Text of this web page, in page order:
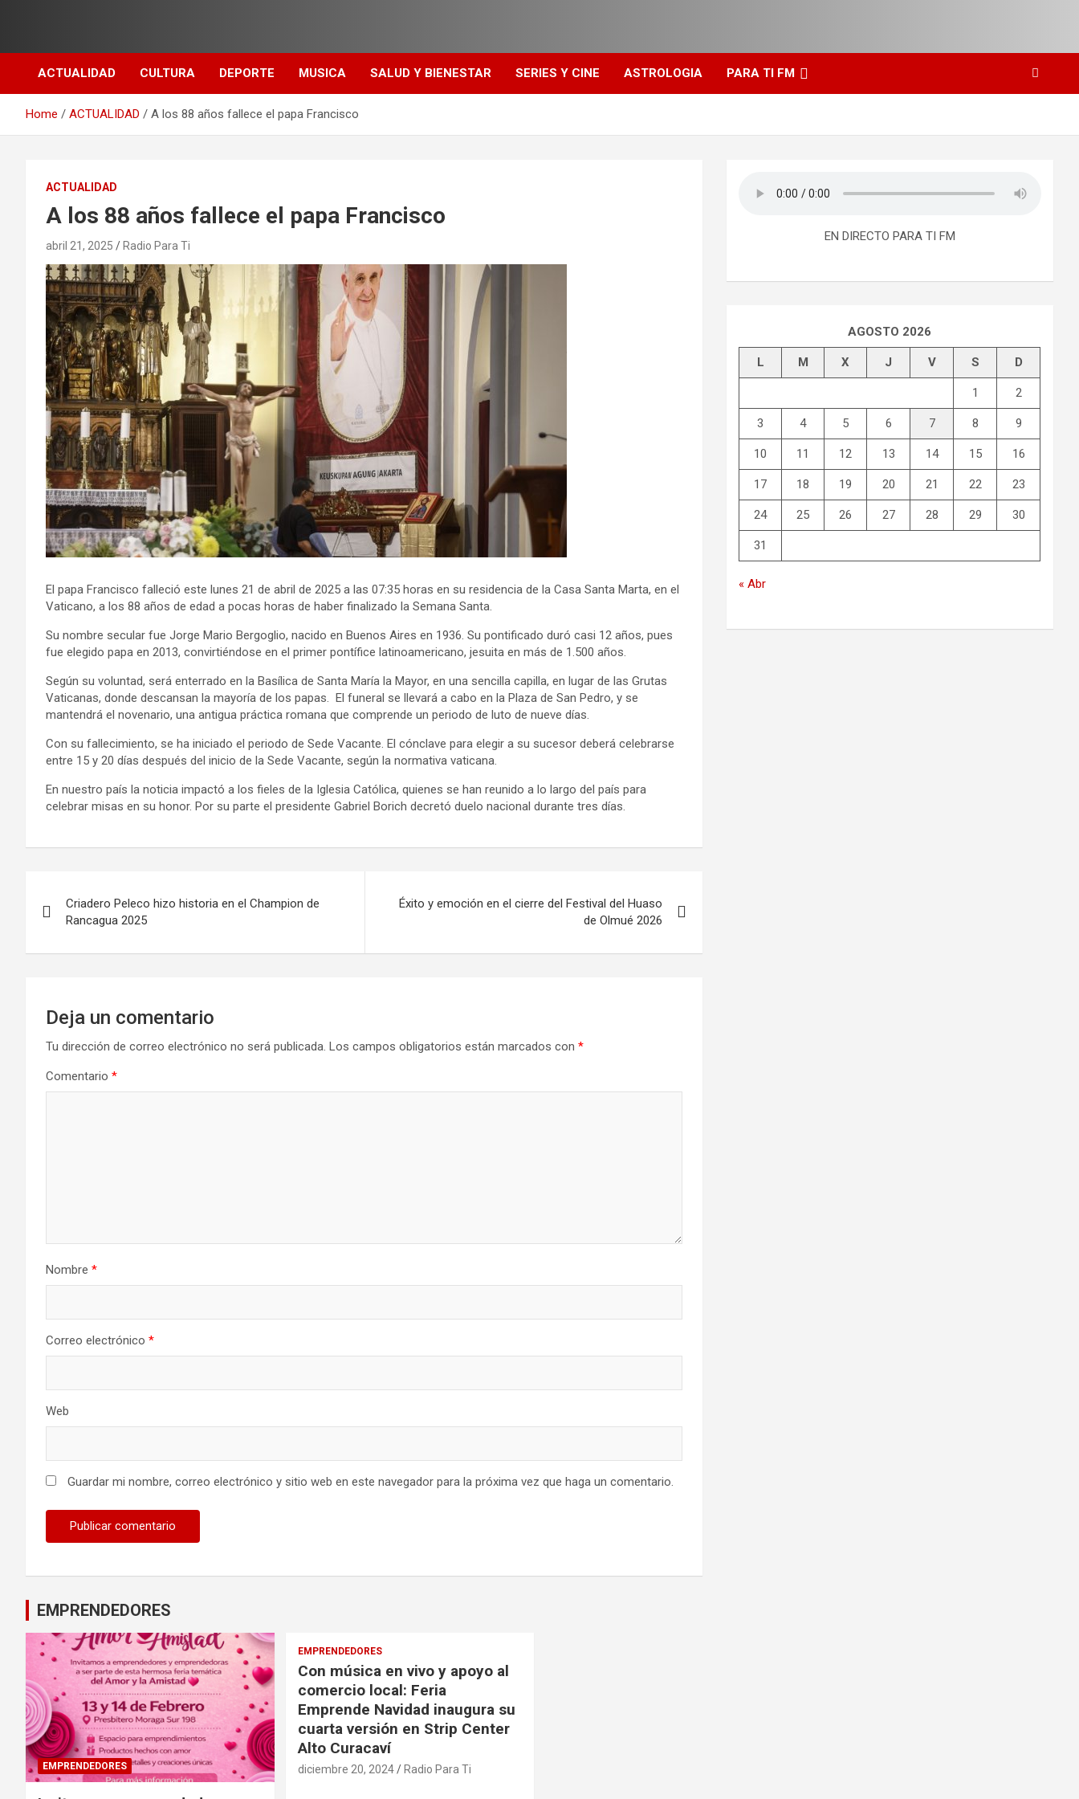
ACTUALIDAD CULTURA DEPORTE MUSICA SALUD Y BIENESTAR SERIES Y CINE ASTROLOGIA PARA TI FM
Home ACTUALIDAD A los 88 años fallece el papa Francisco
ACTUALIDAD
A los 88 años fallece el papa Francisco
abril 21, 2025 Radio Para Ti
El papa Francisco falleció este lunes 21 de abril de 2025 a las 07:35 horas en su residencia de la Casa Santa Marta, en el
Vaticano, a los 88 años de edad a pocas horas de haber finalizado la Semana Santa.
Su nombre secular fue Jorge Mario Bergoglio, nacido en Buenos Aires en 1936. Su pontificado duró casi 12 años, pues
fue elegido papa en 2013, convirtiéndose en el primer pontífice latinoamericano, jesuita en más de 1.500 años.
Según su voluntad, será enterrado en la Basílica de Santa María la Mayor, en una sencilla capilla, en lugar de las Grutas
Vaticanas, donde descansan la mayoría de los papas. El funeral se llevará a cabo en la Plaza de San Pedro, y se
mantendrá el novenario, una antigua práctica romana que comprende un periodo de luto de nueve días.​
Con su fallecimiento, se ha iniciado el periodo de Sede Vacante. El cónclave para elegir a su sucesor deberá celebrarse
entre 15 y 20 días después del inicio de la Sede Vacante, según la normativa vaticana.
En nuestro país la noticia impactó a los fieles de la Iglesia Católica, quienes se han reunido a lo largo del país para
celebrar misas en su honor. Por su parte el presidente Gabriel Borich decretó duelo nacional durante tres días.
de
entradas
Criadero Peleco hizo historia en el Champion de
Rancagua 2025
Éxito y emoción en el cierre del Festival del Huaso
de Olmué 2026
Deja un comentario
Tu dirección de correo electrónico no será publicada. Los campos obligatorios están marcados con *
Comentario *
Nombre *
Correo electrónico *
Web
Guardar mi nombre, correo electrónico y sitio web en este navegador para la próxima vez que haga un comentario.
EN DIRECTO PARA TI FM
AGOSTO 2026
L M X J V S D
1 2
3 4 5 6 7 8 9
10 11 12 13 14 15 16
17 18 19 20 21 22 23
24 25 26 27 28 29 30
31
« Abr
EMPRENDEDORES
EMPRENDEDORES
EMPRENDEDORES
Con música en vivo y apoyo al
comercio local: Feria
Emprende Navidad inaugura su
cuarta versión en Strip Center
Alto Curacaví
diciembre 20, 2024 Radio Para Ti